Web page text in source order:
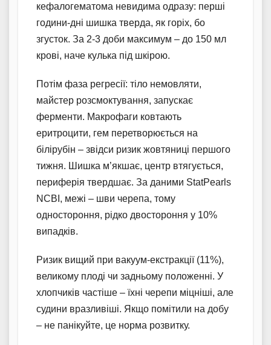
кефалогематома невидима одразу: перші
години-дні шишка тверда, як горіх, бо
згусток. За 2-3 доби максимум – до 150 мл
крові, наче кулька під шкірою.
Потім фаза регресії: тіло немовляти,
майстер розсмоктування, запускає
ферменти. Макрофаги ковтають
еритроцити, гем перетворюється на
білірубін – звідси ризик жовтяниці першого
тижня. Шишка м’якшає, центр втягується,
периферія твердшає. За даними StatPearls
NCBI, межі – шви черепа, тому
одностороння, рідко двостороння у 10%
випадків.
Ризик вищий при вакуум-екстракції (11%),
великому плоді чи задньому положенні. У
хлопчиків частіше – їхні черепи міцніші, але
судини вразливіші. Якщо помітили на добу
– не панікуйте, це норма розвитку.